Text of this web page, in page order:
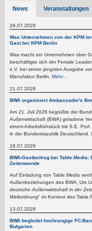
News Veranstaltungen
29.07.2026
Was Unternehmen von der KPM
Gast bei KPM Berlin
Was macht ein Unternehmen über
beschäftigte sich der Female
e.V. bei seiner jüngsten Ausgabe
Manufaktur Berlin. Mehr...
21.07.2026
BWA organisiert Ambassador's
Am 21. Juli 2026 begrüßte der
Außenwirtschaft (BWA) geladene
einem Arbeitsfrühstück mit S.E.
in der Bundesrepublik Deutschland.
16.07.2026
BWA-Gastbeitrag bei
Zeitenwende
Auf Einladung von Table.Media
Außenbeziehungen des BWA, Urs
deutsche Außenwirtschaft in der
Weltordnung" im Kontext des
13.07.2026
BWA begleitet hochrangige FC-
Bulgarien